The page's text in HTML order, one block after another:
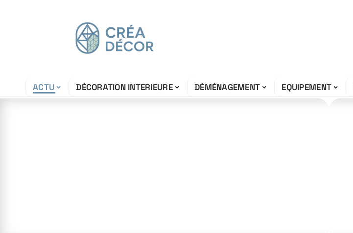
ACTU DÉCORATION INTERIEURE DÉMÉNAGEMENT EQUIPEMENT